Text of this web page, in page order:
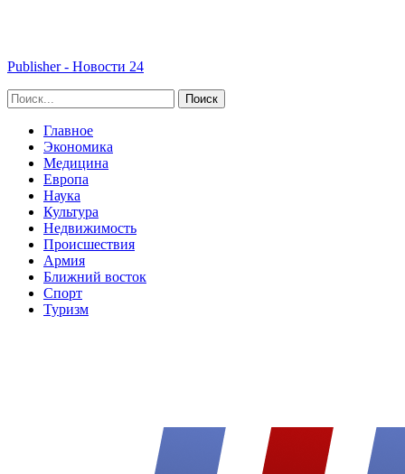
Publisher - Новости 24
Главное
Экономика
Медицина
Европа
Наука
Культура
Недвижимость
Происшествия
Армия
Ближний восток
Спорт
Туризм